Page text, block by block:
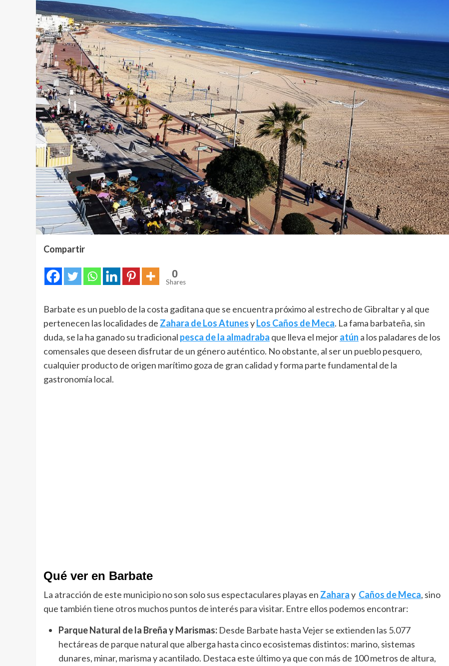
Compartir
0
Shares
Barbate es un pueblo de la costa gaditana que se encuentra próximo al estrecho de Gibraltar y al que
pertenecen las localidades de Zahara de Los AtunesyLos Caños de Meca. La fama barbateña, sin
duda, se la ha ganado su tradicional pesca de la almadraba que lleva el mejoratún a los paladares de los
comensales que deseen disfrutar de un género auténtico. No obstante, al ser un pueblo pesquero,
cualquier producto de origen marítimo goza de gran calidad y forma parte fundamental de la
gastronomía local.
Qué ver en Barbate
La atracción de este municipio no son solo sus espectaculares playas en Zaharay Caños de Meca, sino
que también tiene otros muchos puntos de interés para visitar. Entre ellos podemos encontrar:
Parque Natural de la Breña y Marismas: Desde Barbate hasta Vejer se extienden las 5.077
hectáreas de parque natural que alberga hasta cinco ecosistemas distintos: marino, sistemas
dunares, minar, marisma y acantilado. Destaca este último ya que con más de 100 metros de altura,